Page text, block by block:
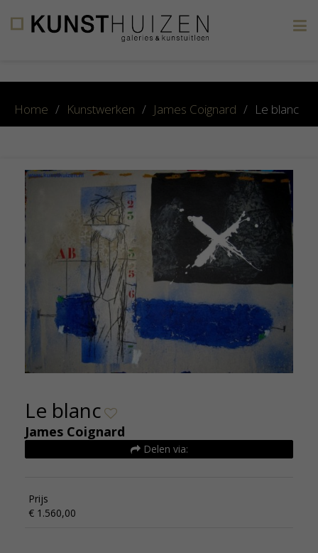
Home / Kunstwerken / James Coignard / Le blanc
Le blanc
James Coignard
Delen via:
Prijs
€ 1.560,00